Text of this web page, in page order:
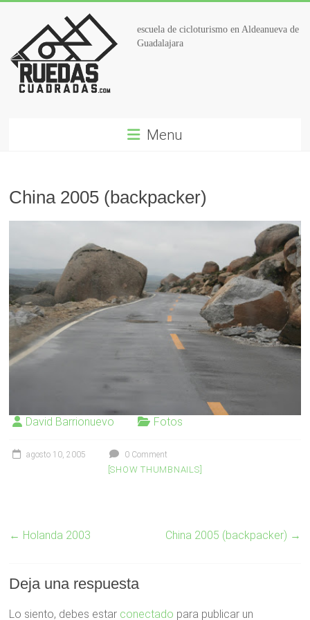
escuela de cicloturismo en Aldeanueva de
Guadalajara
Menu
China 2005 (backpacker)
David Barrionuevo Fotos
agosto 10, 2005 0 Comment
[SHOW THUMBNAILS]
← Holanda 2003 China 2005 (backpacker) →
Deja una respuesta
Lo siento, debes estar conectado para publicar un